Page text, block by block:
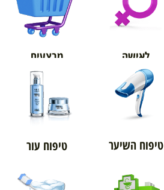
אורטופדיה
לאישה מבצעים
טיפוח השיער טיפוח עור